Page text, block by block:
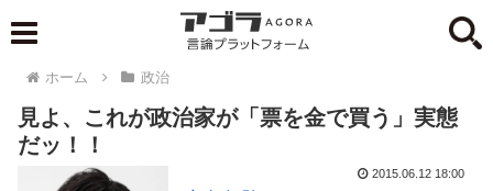
ホーム 政治
見よ、これが政治家が「票を金で買う」実態
だッ！！
2015.06.12 18:00